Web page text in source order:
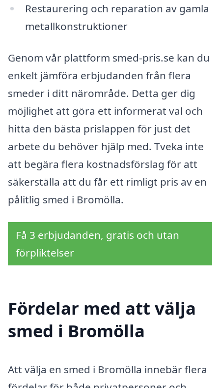
Restaurering och reparation av gamla
metallkonstruktioner
Genom vår plattform smed-pris.se kan du
enkelt jämföra erbjudanden från flera
smeder i ditt närområde. Detta ger dig
möjlighet att göra ett informerat val och
hitta den bästa prislappen för just det
arbete du behöver hjälp med. Tveka inte
att begära flera kostnadsförslag för att
säkerställa att du får ett rimligt pris av en
pålitlig smed i Bromölla.
Få 3 erbjudanden, gratis och utan
förpliktelser
Fördelar med att välja
smed i Bromölla
Att välja en smed i Bromölla innebär flera